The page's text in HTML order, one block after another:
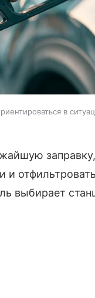
в
и
выбирает